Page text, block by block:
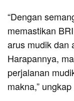
“Dengan
memastikan
arus mudik dan
Harapannya,
perjalanan
makna,”